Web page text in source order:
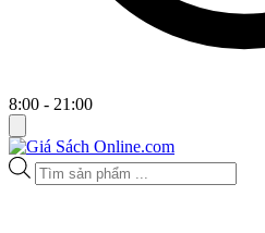
8:00 - 21:00
Tìm
kiếm